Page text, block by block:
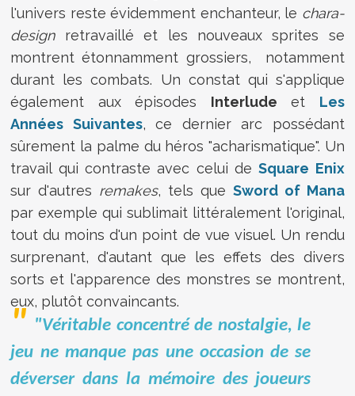
l'univers reste évidemment enchanteur, le chara-
designretravaillé et les nouveaux sprites se
montrent étonnamment grossiers, notamment
durant les combats. Un constat qui s'applique
également aux épisodes Interlude et Les
Années Suivantes, ce dernier arc possédant
sûrement la palme du héros "acharismatique". Un
travail qui contraste avec celui deSquare Enix
sur d'autres remakes, tels que Sword of Mana
par exemple qui sublimait littéralement l'original,
tout du moins d'un point de vue visuel. Un rendu
surprenant, d'autant que les effets des divers
sorts et l'apparence des monstres se montrent,
eux, plutôt convaincants.
"Véritable concentré de nostalgie, le
jeu ne manque pas une occasion de se
déverser dans la mémoire des joueurs